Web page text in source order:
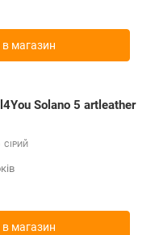
магазин
Solano 5 artleather
магазин